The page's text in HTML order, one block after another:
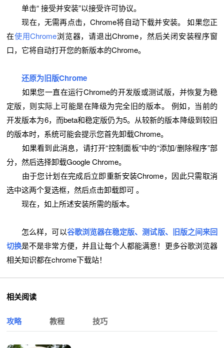
单击“ 接受并安装”以接受许可协议。
现在，无需再点击，Chrome将自动下载并安装。 如果您正
在使用Chrome浏览器，请退出Chrome，然后关闭安装程序窗
口，它将自动打开您的新版本的Chrome。
还原为旧版Chrome
如果您一直在运行Chrome的开发版或测试版，并恢复为稳
定版，则实际上可能是在降级为完全旧的版本。 例如，当前的
开发版本为6，而beta和稳定版仍为5。从较新的版本降级到较旧
的版本时，系统可能会提示您首先卸载Chrome。
如果看到此消息，请打开“控制面板”中的“添加/删除程序”部
分，然后选择卸载Google Chrome。
由于您计划在完成后立即重新安装Chrome，因此只需取消
选中这两个复选框，然后点击卸载即可 。
现在，如上所述安装所需的版本。
怎么样，可以谷歌浏览器在稳定版、测试版、旧版之间来回
切换是不是非常方便，并且让每个人都能满意！更多谷歌浏览器
相关知识都在chrome下载站！
相关阅读
攻略 教程 技巧